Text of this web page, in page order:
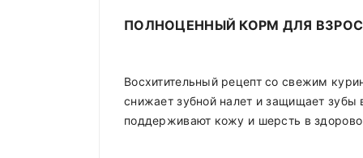
ПОЛНОЦЕННЫЙ КОРМ ДЛЯ
Восхитительный рецепт со свежим
снижает зубной налет и защищает
поддерживают кожу и шерсть в